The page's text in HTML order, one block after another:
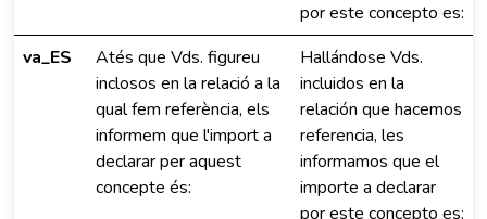
por este concepto es:
va_ES
Atés que Vds. figureu
inclosos en la relació a la
qual fem referència, els
informem que l'import a
declarar per aquest
concepte és:
Hallándose Vds.
incluidos en la
relación que hacemos
referencia, les
informamos que el
importe a declarar
por este concepto es: